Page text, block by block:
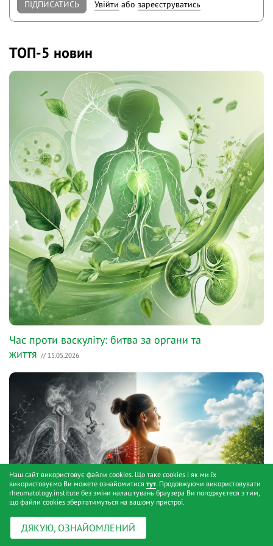
ПІДПИСАТИСЬ Увійти абозареєструватись
ТОП-5 новин
Час проти васкуліту: битва за органи та
життя // 15.05.2026
Наш сайт використовує файли cookies. Що таке cookies і як ми їх
використовуємо Ви можете ознайомитися тут. Продовжуючи використовувати
rheumatology.institute без зміни налаштувань браузера Ви погоджуєтеся з тим,
що файли cookies зберігатимуться на вашому пристрої.
ДЯКУЮ, ОЗНАЙОМЛЕНИЙ